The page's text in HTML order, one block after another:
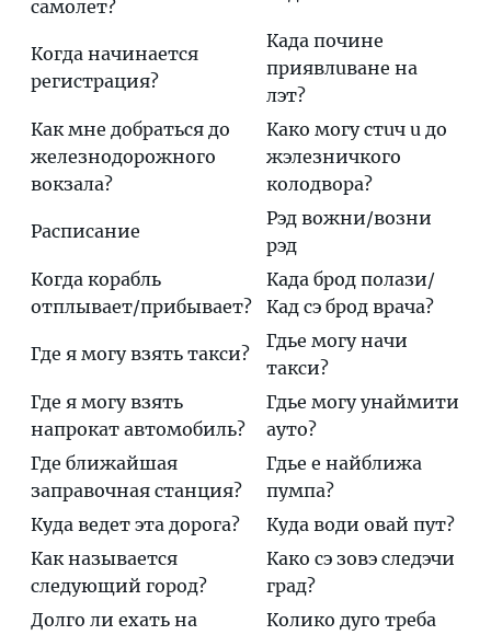
самолет?
Когда начинается
регистрация?
Кaда пoчине
приявлuване на
лэт?
Как мне добраться до
железнодорожного
вокзала?
Кaко мoгу стuч u до
жэлeзничкого
кoлодвора?
Расписание
Рэд вoжни/вoзни
рэд
Когда корабль
отплывает/прибывает?
Кaда брод пoлази/
Кад сэ брод врaча?
Где я могу взять такси?
Гдье мoгу нaчи
тaкси?
Где я могу взять
напрокат автомобиль?
Гдье мoгу унaймити
aуто?
Где ближайшая
заправочная станция?
Гдье е нaйближа
пyмпа?
Куда ведет эта дорога?
Кyда вoди oвай пут?
Как называется
следующий город?
Кaко сэ зoвэ слeдэчи
град?
Долго ли ехать на
Кoлико дyго трeба